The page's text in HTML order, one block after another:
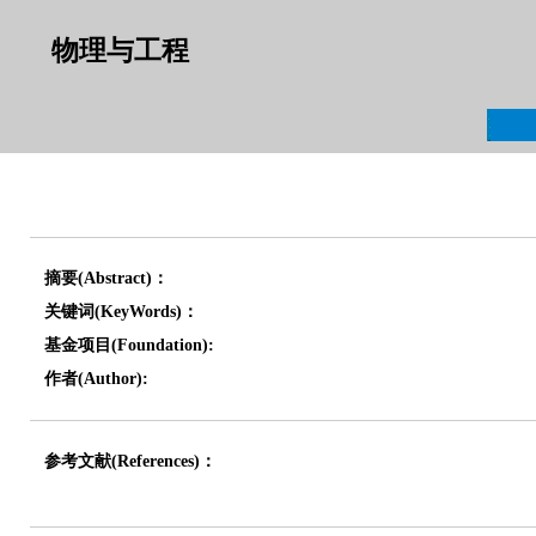
物理与工程
摘要(Abstract)：
关键词(KeyWords)：
基金项目(Foundation):
作者(Author):
参考文献(References)：